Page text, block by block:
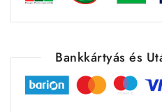
Bankkártyás és